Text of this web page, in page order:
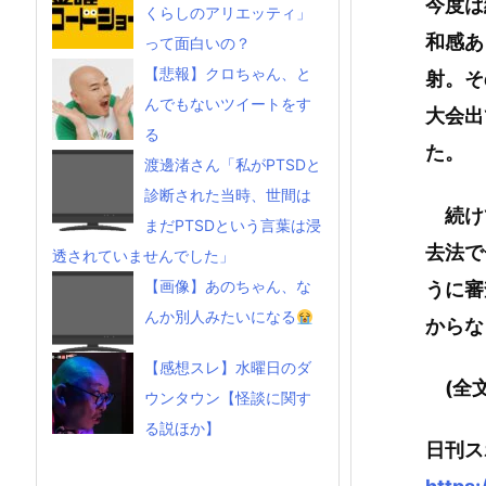
今度
和感
射。
大会
た。
続け
去法
うに
から
(全
日刊
くらしのアリエッティ」
って面白いの？
【悲報】クロちゃん、と
んでもないツイートをす
る
渡邊渚さん「私がPTSDと
診断された当時、世間は
まだPTSDという言葉は浸
透されていませんでした」
【画像】あのちゃん、な
んか別人みたいになる
【感想スレ】水曜日のダ
ウンタウン【怪談に関す
る説ほか】